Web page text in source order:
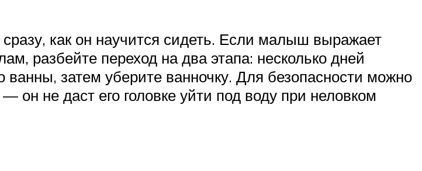
как он научится сидеть. Если малыш выражает
разбейте переход на два этапа: несколько дней
затем уберите ванночку. Для безопасности можно
не даст его головке уйти под воду при неловком